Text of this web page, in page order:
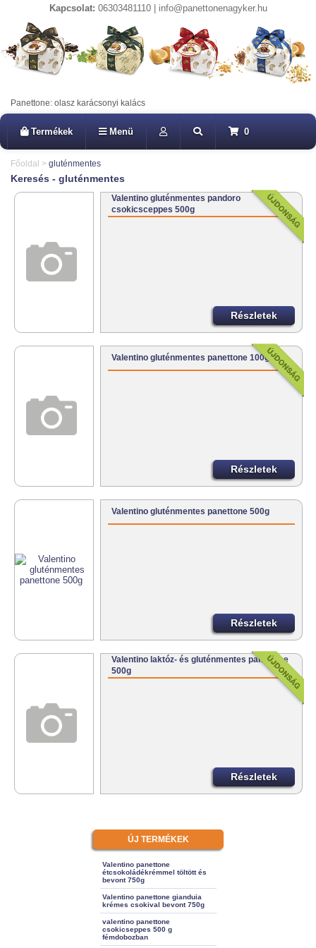
Kapcsolat: 06303481110 | info@panettonenagyker.hu
Panettone: olasz karácsonyi kalács
Termékek Menü 0
Főoldal > gluténmentes
Keresés - gluténmentes
Valentino gluténmentes pandoro
csokicsceppes 500g
Részletek
Valentino gluténmentes panettone 100g
Részletek
Valentino gluténmentes panettone 500g
Részletek
Valentino laktóz- és gluténmentes panettone
500g
Részletek
ÚJ TERMÉKEK
Valentino panettone
étcsokoládékrémmel töltött és
bevont 750g
Valentino panettone gianduia
krémes csokival bevont 750g
valentino panettone
csokicseppes 500 g
fémdobozban